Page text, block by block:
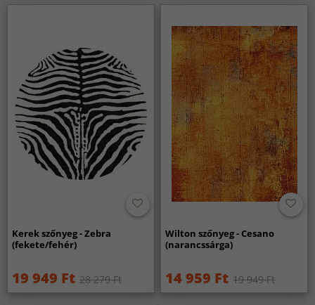
Kerek szőnyeg - Zebra
(fekete/fehér)
19 949 Ft 28 279 Ft
Wilton szőnyeg - Cesano
(narancssárga)
14 959 Ft 19 949 Ft